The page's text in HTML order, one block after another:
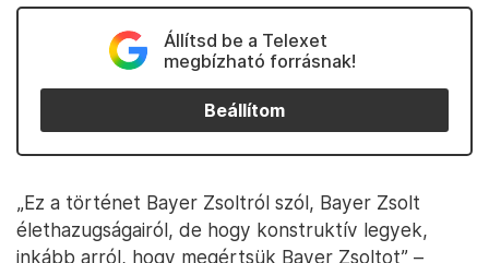
Állítsd be a Telexet
megbízható forrásnak!
Beállítom
„Ez a történet Bayer Zsoltról szól, Bayer Zsolt
élethazugságairól, de hogy konstruktív legyek,
inkább arról, hogy megértsük Bayer Zsoltot” –